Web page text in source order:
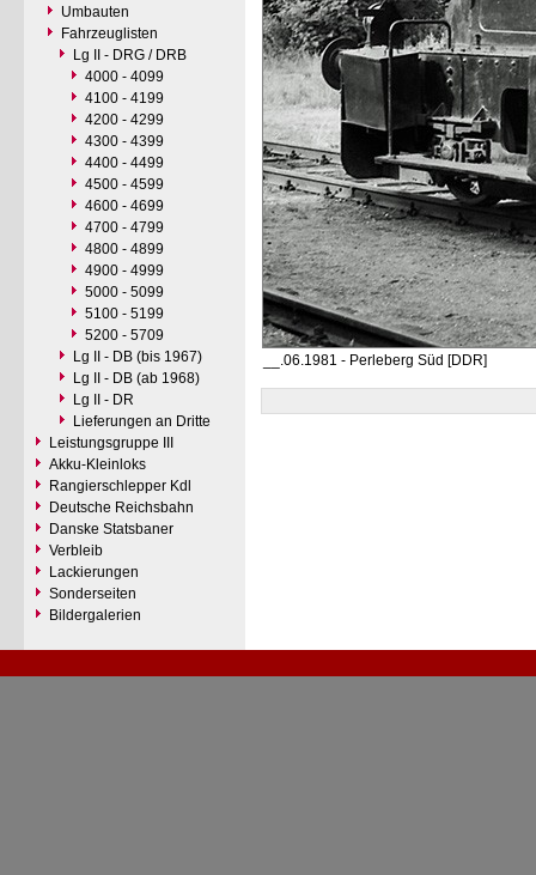
Umbauten
Fahrzeuglisten
Lg II - DRG / DRB
4000 - 4099
4100 - 4199
4200 - 4299
4300 - 4399
4400 - 4499
4500 - 4599
4600 - 4699
4700 - 4799
4800 - 4899
4900 - 4999
5000 - 5099
5100 - 5199
5200 - 5709
Lg II - DB (bis 1967)
Lg II - DB (ab 1968)
Lg II - DR
Lieferungen an Dritte
Leistungsgruppe III
Akku-Kleinloks
Rangierschlepper Kdl
Deutsche Reichsbahn
Danske Statsbaner
Verbleib
Lackierungen
Sonderseiten
Bildergalerien
__.06.1981 - Perleberg Süd [DDR]